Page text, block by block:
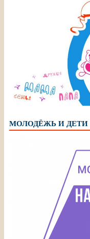
МОЛОДЁЖЬ И ДЕТИ